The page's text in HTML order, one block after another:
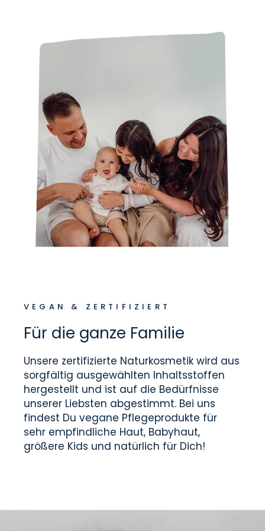
VEGAN & ZERTIFIZIERT
Für die ganze Familie
Unsere zertifizierte Naturkosmetik wird aus
sorgfältig ausgewählten Inhaltsstoffen
hergestellt und ist auf die Bedürfnisse
unserer Liebsten abgestimmt. Bei uns
findest Du vegane Pflegeprodukte für
sehr empfindliche Haut, Babyhaut,
größere Kids und natürlich für Dich!